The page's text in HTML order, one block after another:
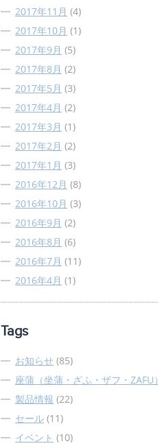
2017年11月 (4)
2017年10月 (1)
2017年9月 (5)
2017年8月 (2)
2017年5月 (3)
2017年4月 (2)
2017年3月 (1)
2017年2月 (2)
2017年1月 (3)
2016年12月 (8)
2016年10月 (3)
2016年9月 (2)
2016年8月 (6)
2016年7月 (11)
2016年4月 (1)
Tags
お知らせ (85)
座蒲（坐蒲・ざふ・ザフ・ZAFU）
製品情報 (22)
セール (11)
イベント (10)